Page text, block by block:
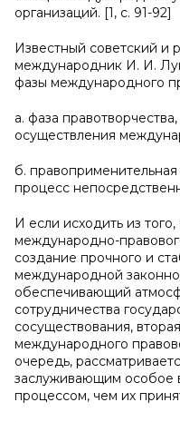
организаций. [1, с. 91-92]
Известный советский и
международник И. И.
фазы международного
а. фаза
осуществления
б.
процесс
И если исходить из
международно-
создание прочного и
международной
обеспечивающий
сотрудничества
сосуществования,
международного
очередь,
заслуживающим
процессом, чем их